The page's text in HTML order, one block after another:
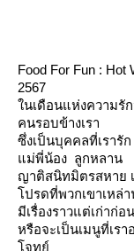
Food For Fun : Hot
2567
นเดือนแห่งความรั
คนรอบข้างเรา
ซึ่งเป็นบุคคลที่เรารั
ม่พี่น้อง ลูกหลาน
ญาติสนิทมิตรสหาย
ปรดที่พวกเขาเหล่
มีเรื่องราวแต่เก่าก่
หรือจะเป็นเมนูที่เร
จทย์